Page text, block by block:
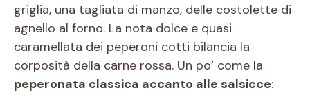
griglia, una tagliata di manzo, delle costolette di
agnello al forno. La nota dolce e quasi
caramellata dei peperoni cotti bilancia la
corposità della carne rossa. Un po’ come la
peperonata classica accanto alle salsicce: